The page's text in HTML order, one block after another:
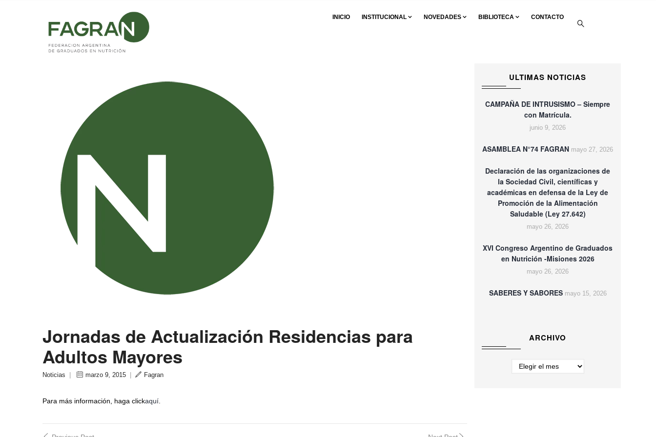
INICIO INSTITUCIONAL NOVEDADES BIBLIOTECA CONTACTO
Home Noticias/Jornadas de Actualización Residencias para Adultos Mayores
Jornadas de Actualización Residencias para
Adultos Mayores
Noticias marzo 9, 2015 Fagran
Para más información, haga clickaquí
ULTIMAS NOTICIAS
CAMPAÑA DE INTRUSISMO – Siempre
con Matrícula.
junio 9, 2026
ASAMBLEA N°74 FAGRAN mayo 27, 2026
Declaración de las organizaciones de
la Sociedad Civil, científicas y
académicas en defensa de la Ley de
Promoción de la Alimentación
Saludable (Ley 27.642)
mayo 26, 2026
XVI Congreso Argentino de Graduados
en Nutrición -Misiones 2026
mayo 26, 2026
SABERES Y SABORES mayo 15, 2026
ARCHIVO
Archivo